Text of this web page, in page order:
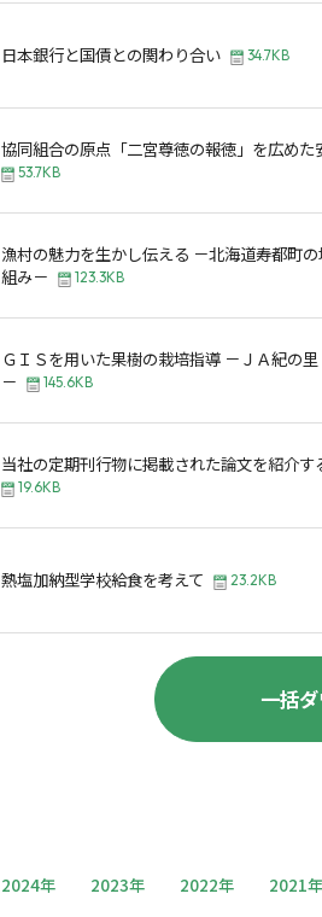
日本銀行と国債との関わり合い 34.7KB
協同組合の原点「二宮尊徳の報徳」を広めた
53.7KB
漁村の魅力を生かし伝える －北海道寿都町
組み－
123.3KB
ＧＩＳを用いた果樹の栽培指導 －ＪＡ紀の里
－
145.6KB
当社の定期刊行物に掲載された論文を紹介す
19.6KB
熱塩加納型学校給食を考えて 23.2KB
一括
2024年 2023年 2022年 2021年